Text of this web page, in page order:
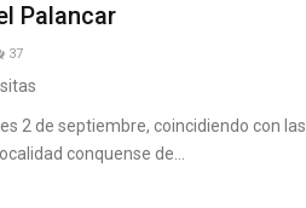
Palancar
37
2 de septiembre, coincidiendo con las
conquense de…